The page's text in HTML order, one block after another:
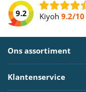
9.2 Kiyoh9.2/10
Ons assortiment
Klantenservice